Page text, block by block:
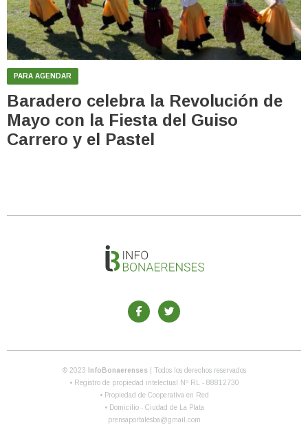
PARA AGENDAR
Baradero celebra la Revolución de
Mayo con la Fiesta del Guiso
Carrero y el Pastel
© 2023 InfoBonaerenses
| Todos los derechos reservados
• Registro de propiedad intelectual Nº RL - 88812730
• Propiedad de Cooperativa en Red
• Domicilio - Ciudad de La Plata
prensaportalesba@gmail.com